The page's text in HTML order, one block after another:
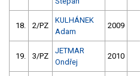
18. 2/PZ
KULHÁNEK
Adam
2009
19. 3/PZ
JETMAR
Ondřej
2010